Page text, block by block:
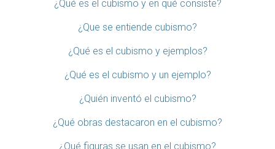
¿Qué es el cubismo y en qué consiste?
¿Que se entiende cubismo?
¿Qué es el cubismo y ejemplos?
¿Qué es el cubismo y un ejemplo?
¿Quién inventó el cubismo?
¿Qué obras destacaron en el cubismo?
¿Qué figuras se usan en el cubismo?